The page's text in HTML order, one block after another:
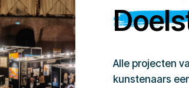
Alle projecten
kunstenaars